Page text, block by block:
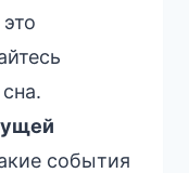
события